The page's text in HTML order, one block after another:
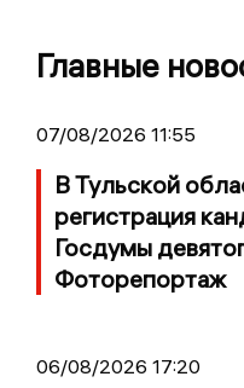
Главные
07/08/2026 11:55
В Тульской
регистрация
Госдумы
Фоторепортаж
06/08/2026 17:20